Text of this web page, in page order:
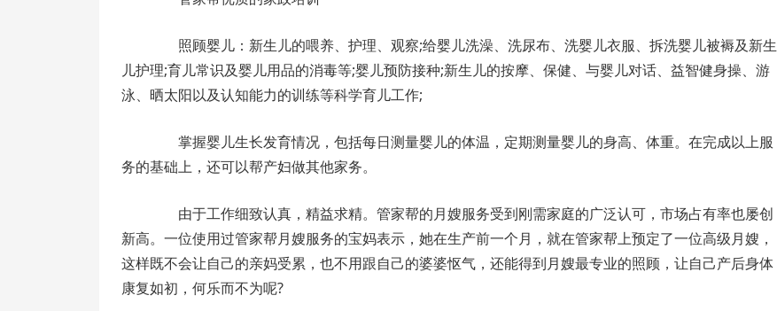
照顾婴儿：新生儿的喂养、护理、观察;给婴儿洗澡、洗尿布、洗婴儿衣服、拆洗婴儿被褥及新生
儿护理;育儿常识及婴儿用品的消毒等;婴儿预防接种;新生儿的按摩、保健、与婴儿对话、益智健身操、游
泳、晒太阳以及认知能力的训练等科学育儿工作;
掌握婴儿生长发育情况，包括每日测量婴儿的体温，定期测量婴儿的身高、体重。在完成以上服
务的基础上，还可以帮产妇做其他家务。
由于工作细致认真，精益求精。管家帮的月嫂服务受到刚需家庭的广泛认可，市场占有率也屡创
新高。一位使用过管家帮月嫂服务的宝妈表示，她在生产前一个月，就在管家帮上预定了一位高级月嫂，
这样既不会让自己的亲妈受累，也不用跟自己的婆婆怄气，还能得到月嫂最专业的照顾，让自己产后身体
康复如初，何乐而不为呢?